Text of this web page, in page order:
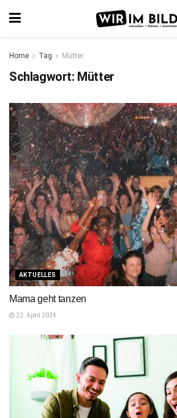
Home Tag Mütter
Schlagwort: Mütter
AKTUELLES
Mama geht tanzen
22. April 2024